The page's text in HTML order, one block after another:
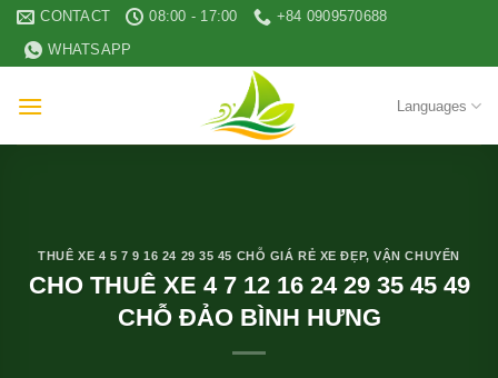
Skip
content
CONTACT 08:00 - 17:00
+84 0909570688
WHATSAPP
Languages
THUÊ XE 4 5 7 9 16 24 29 35 45 CHỖ GIÁ RẺ XE ĐẸP,VẬN CHUYỂN
CHO THUÊ XE 4 7 12 16 24 29 35 45 49
CHỖ ĐẢO BÌNH HƯNG